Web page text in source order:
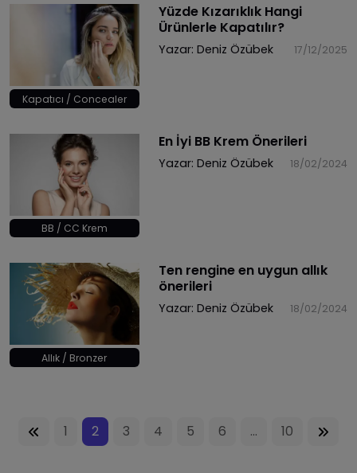
Kapatıcı / Concealer
Yüzde Kızarıklık Hangi
Ürünlerle Kapatılır?
Yazar: Deniz Özübek 17/12/2025
BB / CC Krem
​En İyi BB Krem Önerileri
Yazar: Deniz Özübek 18/02/2024
Allık / Bronzer
Ten rengine en uygun allık
önerileri
Yazar: Deniz Özübek 18/02/2024
1 2 3 4 5 6 ... 10